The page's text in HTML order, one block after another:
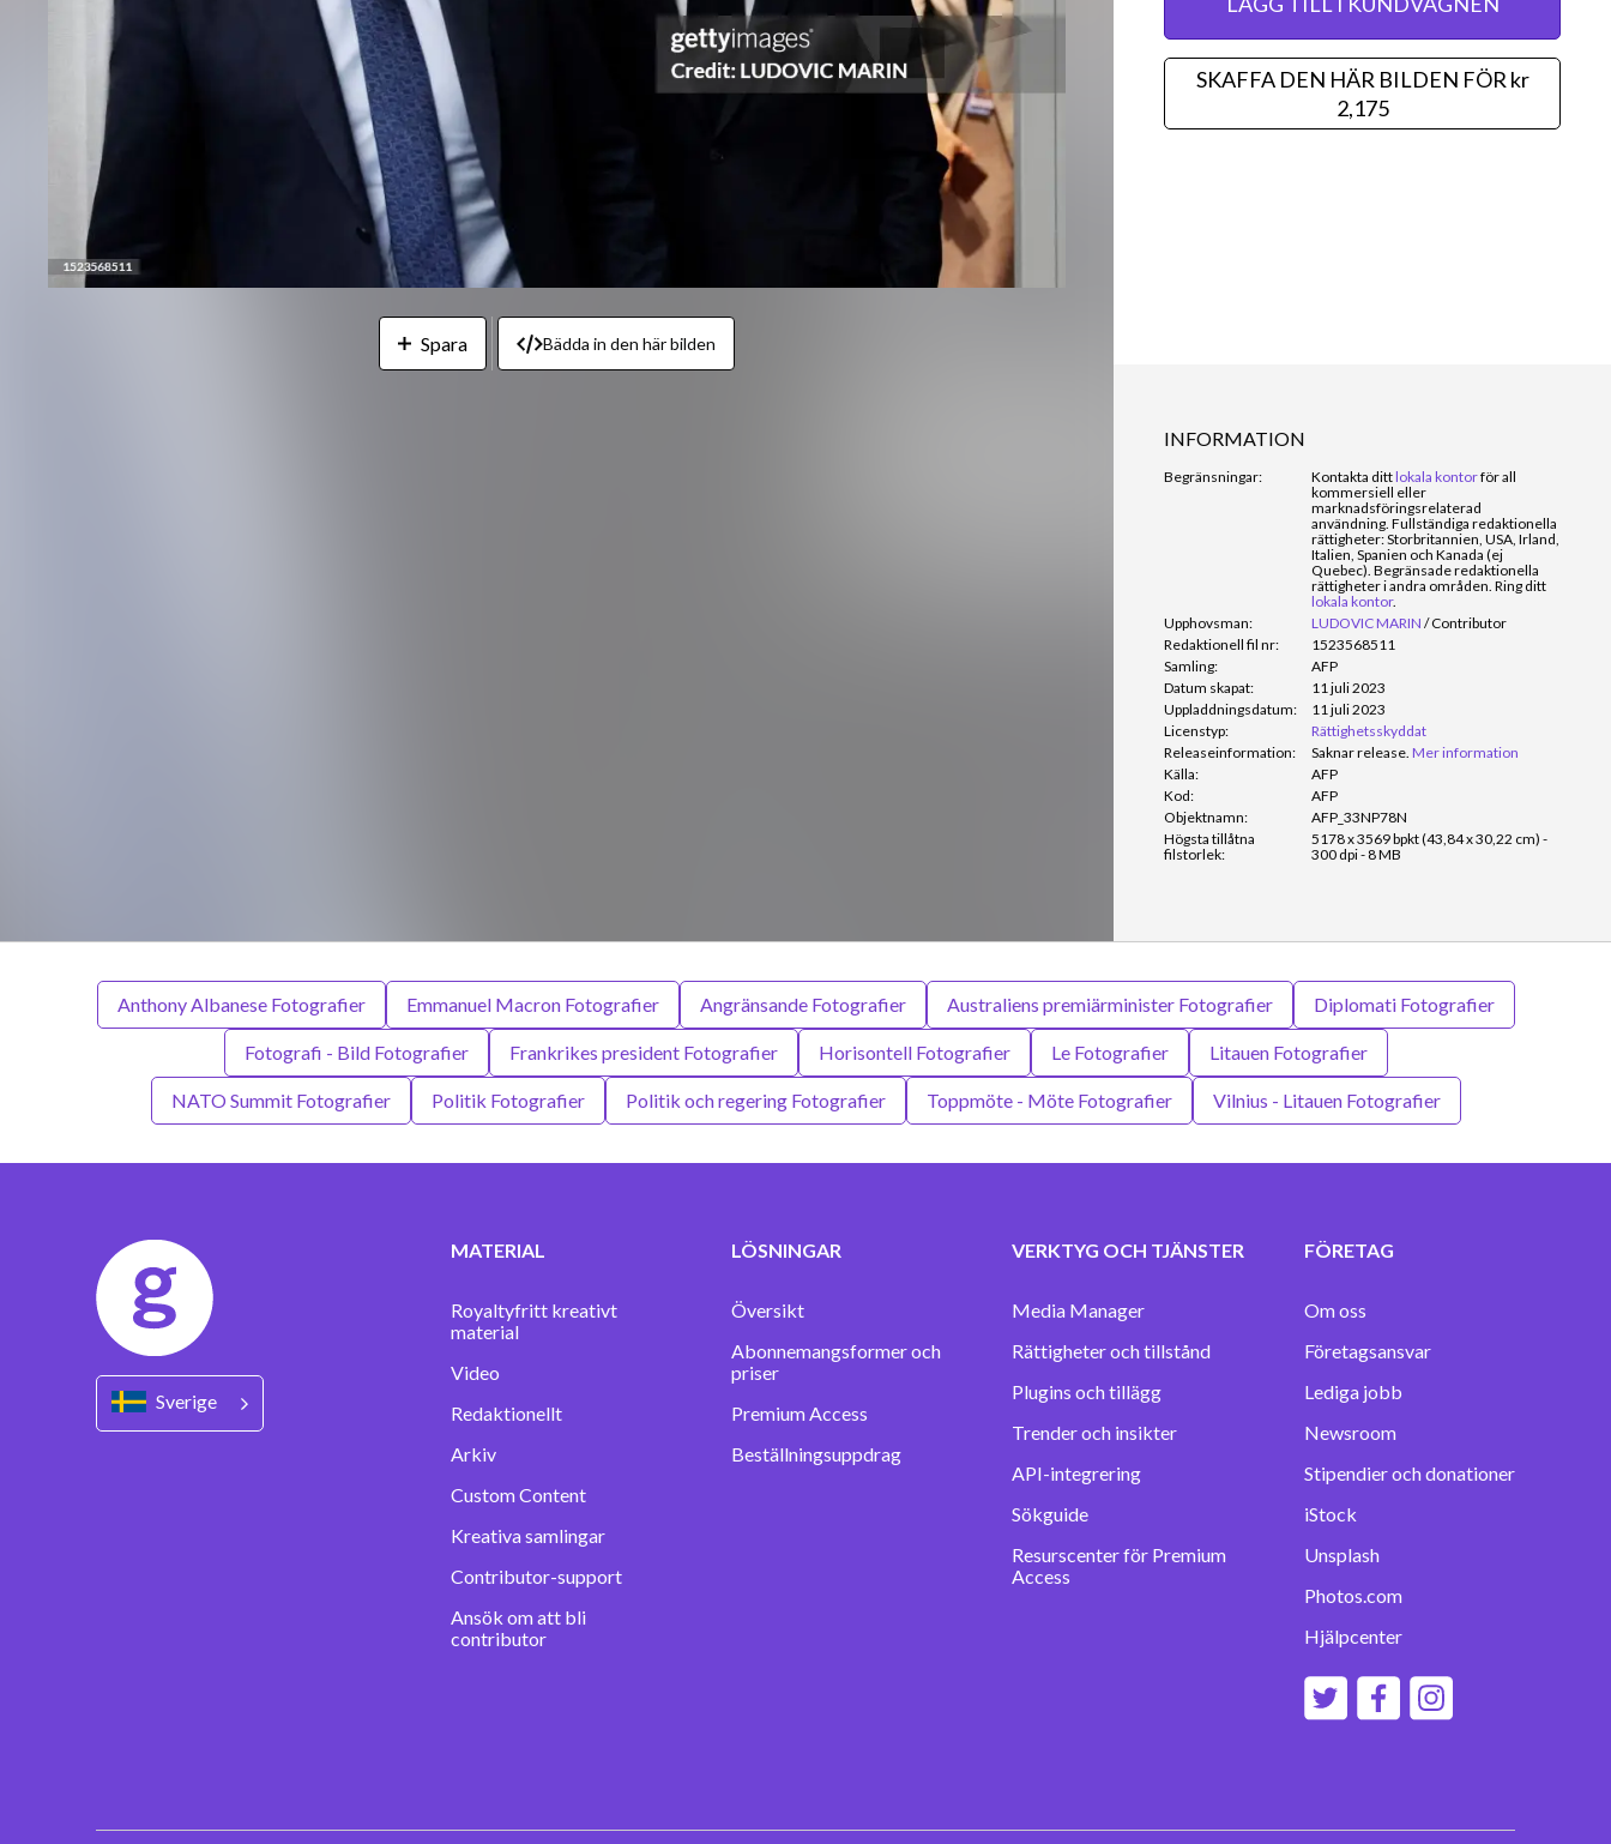
Spara Bädda in den här bilden
SKAFFA DEN HÄR BILDEN FÖR kr
2,175
INFORMATION
Begränsningar: Kontakta dittlokala kontorför all
kommersiell eller
marknadsföringsrelaterad
användning. Fullständiga redaktionella
rättigheter: Storbritannien, USA, Irland,
Italien, Spanien och Kanada (ej
Quebec). Begränsade redaktionella
rättigheter i andra områden. Ring ditt
lokala kontor.
Upphovsman:
LUDOVIC MARIN /Contributor
Redaktionell fil nr:
1523568511
Samling:
AFP
Datum skapat:
11 juli 2023
Uppladdningsdatum:
11 juli 2023
Licenstyp:
Rättighetsskyddat
Releaseinformation:
Saknar release. Mer information
Källa:
AFP
Kod:
AFP
Objektnamn:
AFP_33NP78N
Högsta tillåtna
filstorlek:
5178 x 3569 bpkt (43,84 x 30,22 cm) -
300 dpi - 8 MB
Anthony Albanese Fotografier Emmanuel Macron Fotografier Angränsande Fotografier Australiens premiärminister Fotografier Diplomati Fotografier
Fotografi - Bild Fotografier Frankrikes president Fotografier Horisontell Fotografier Le Fotografier Litauen Fotografier
NATO Summit Fotografier Politik Fotografier Politik och regering Fotografier Toppmöte - Möte Fotografier Vilnius - Litauen Fotografier
Sverige
MATERIAL
Royaltyfritt kreativt
material
Video
Redaktionellt
Arkiv
Custom Content
Kreativa samlingar
Contributor-support
Ansök om att bli
contributor
LÖSNINGAR
Översikt
Abonnemangsformer och
priser
Premium Access
Beställningsuppdrag
VERKTYG OCH TJÄNSTER
Media Manager
Rättigheter och tillstånd
Trender och insikter
API-integrering
Sökguide
Resurscenter för Premium
Access
FÖRETAG
Om oss
Företagsansvar
Lediga jobb
Newsroom
Stipendier och donationer
iStock
Unsplash
Photos.com
Hjälpcenter